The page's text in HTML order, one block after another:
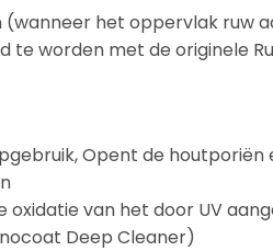
(wanneer het oppervlak ruw
te worden met de originele
Opent de houtporiën
van het door UV
Deep Cleaner)